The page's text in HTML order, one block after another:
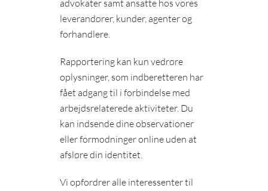
advokater samt ansatte hos vores
leverandører, kunder, agenter og
forhandlere.
Rapportering kan kun vedrøre
oplysninger, som indberetteren har
fået adgang til i forbindelse med
arbejdsrelaterede aktiviteter. Du
kan indsende dine observationer
eller formodninger online uden at
afsløre din identitet.
Vi opfordrer alle interessenter til